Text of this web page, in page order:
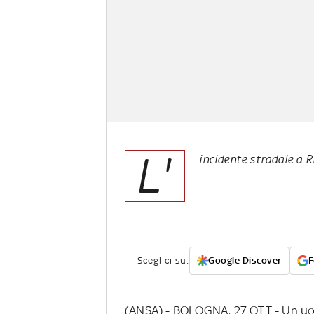
L' incidente stradale a
Sceglici su: Google Discover
(ANSA) - BOLOGNA, 27 OTT -